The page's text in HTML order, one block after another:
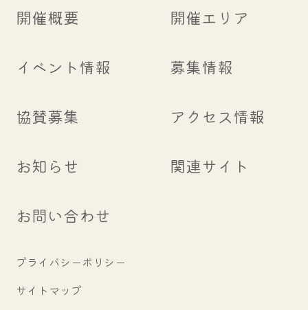
開催概要 開催エリア
イベント情報 募集情報
協賛募集 アクセス情報
お知らせ 関連サイト
お問い合わせ
プライバシーポリシー
サイトマップ